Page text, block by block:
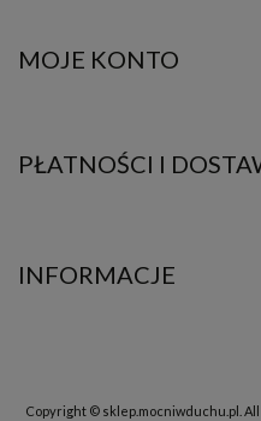
MOJE KONTO
PŁATNOŚCI I
INFORMACJE
Copyright © sklep.mocniwduchu.pl.